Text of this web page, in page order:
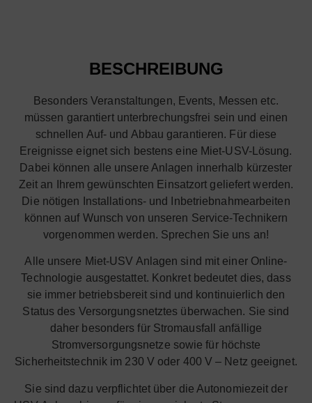
BESCHREIBUNG
Besonders Veranstaltungen, Events, Messen etc.
müssen garantiert unterbrechungsfrei sein und einen
schnellen Auf- und Abbau garantieren. Für diese
Ereignisse eignet sich bestens eine Miet-USV-Lösung.
Dabei können alle unsere Anlagen innerhalb kürzester
Zeit an Ihrem gewünschten Einsatzort geliefert werden.
Die nötigen Installations- und Inbetriebnahmearbeiten
können auf Wunsch von unseren Service-Technikern
vorgenommen werden. Sprechen Sie uns an!
Alle unsere Miet-USV Anlagen sind mit einer Online-
Technologie ausgestattet. Konkret bedeutet dies, dass
sie immer betriebsbereit sind und kontinuierlich den
Status des Versorgungsnetztes überwachen. Sie sind
daher besonders für Stromausfall anfällige
Stromversorgungsnetze sowie für höchste
Sicherheitstechnik im 230 V oder 400 V – Netz geeignet.
Sie sind dazu verpflichtet über die Autonomiezeit der